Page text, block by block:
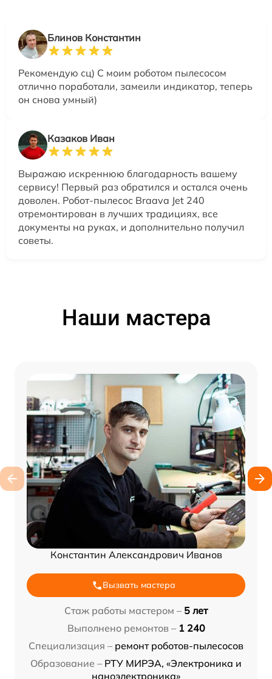
Блинов Константин
Рекомендую сц) С моим роботом пылесосом
отлично поработали, замеили индикатор, теперь
он снова умный)
Казаков Иван
Выражаю искреннюю благодарность вашему
сервису! Первый раз обратился и остался очень
доволен. Робот-пылесос Braava Jet 240
отремонтирован в лучших традициях, все
документы на руках, и дополнительно получил
советы.
Наши мастера
Константин Александрович Иванов
Вызвать мастера
Стаж работы мастером – 5 лет
Выполнено ремонтов – 1 240
Специализация – ремонт роботов-пылесосов
Образование – РТУ МИРЭА, «Электроника и
наноэлектроника»